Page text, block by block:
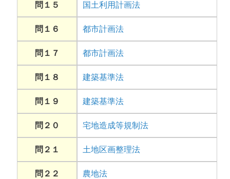
問１５ 国土利用計画法
問１６ 都市計画法
問１７ 都市計画法
問１８ 建築基準法
問１９ 建築基準法
問２０ 宅地造成等規制法
問２１ 土地区画整理法
問２２ 農地法